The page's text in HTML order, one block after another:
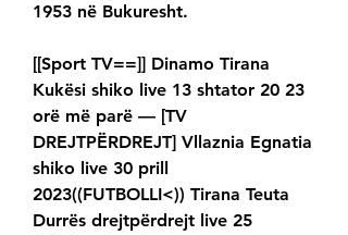
1953 në Bukuresht.
[[Sport TV==]] Dinamo Tirana
Kukësi shiko live 13 shtator 20 23
orë më parë — [TV
DREJTPËRDREJT] Vllaznia Egnatia
shiko live 30 prill
2023((FUTBOLLI<)) Tirana Teuta
Durrës drejtpërdrejt live 25